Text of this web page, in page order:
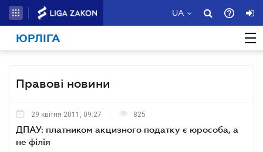
UA
ЮРЛІГА
Правові новини
29 квітня 2011, 09:27 825
ДПАУ: платником акцизного податку є юрособа, а
не філія